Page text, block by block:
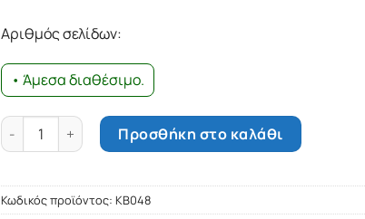
14.27€.
Αριθμός σελίδων:
• Άμεσα διαθέσιμο.
Γουάιτ Ερπ ποσότηταΠροσθήκη στο καλάθι
Κωδικός προϊόντος:ΚΒ048